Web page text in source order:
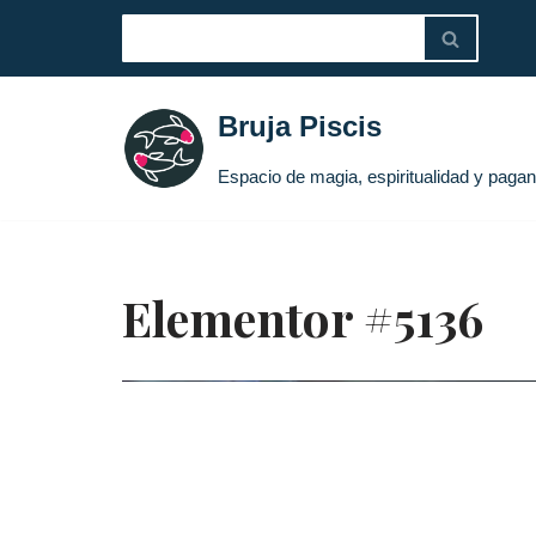
Saltar
Bruja Piscis
Espacio de magia, espiritualidad y
Elementor #5136